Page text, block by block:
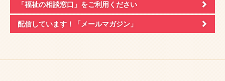
「福祉の相談窓口」 をご利用ください
配信しています！ 「メールマガジン」